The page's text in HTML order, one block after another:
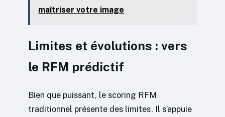
maîtriser votre image
Limites et évolutions : vers
le RFM prédictif
Bien que puissant, le scoring RFM
traditionnel présente des limites. Il s’appuie